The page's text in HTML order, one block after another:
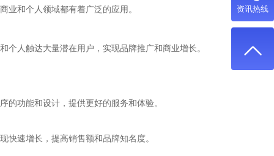
业和个人领域都有着广泛的应用。
人触达大量潜在用户，实现品牌推广和商业增长。
功能和设计，提供更好的服务和体验。
速增长，提高销售额和品牌知名度。
资讯热线